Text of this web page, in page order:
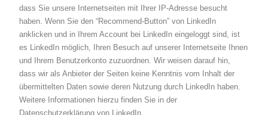
dass Sie unsere Internetseiten mit Ihrer IP-Adresse besucht
haben. Wenn Sie den “Recommend-Button” von LinkedIn
anklicken und in Ihrem Account bei LinkedIn eingeloggt sind, ist
es LinkedIn möglich, Ihren Besuch auf unserer Internetseite Ihnen
und Ihrem Benutzerkonto zuzuordnen. Wir weisen darauf hin,
dass wir als Anbieter der Seiten keine Kenntnis vom Inhalt der
übermittelten Daten sowie deren Nutzung durch LinkedIn haben.
Weitere Informationen hierzu finden Sie in der
Datenschutzerklärung von LinkedIn